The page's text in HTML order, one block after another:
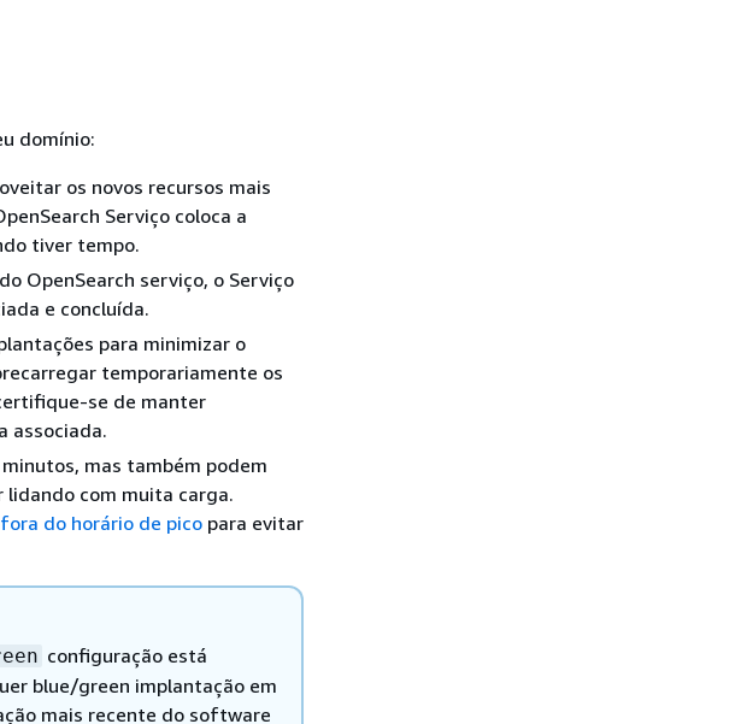
domínio:
os novos recursos mais
Serviço coloca a
tiver tempo.
OpenSearch serviço, o Serviço
e concluída.
para minimizar o
temporariamente os
se de manter
associada.
mas também podem
lidando com muita carga.
do horário de pico para evitar
configuração está
blue/green implantação em
mais recente do software